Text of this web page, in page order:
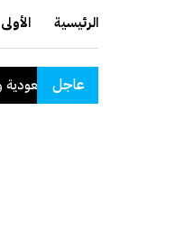
الرئيسية الأولى
عاجل
السعودية وباكستان